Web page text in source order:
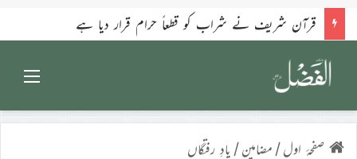
قرآن شریف نے شراب کو قطعاً حرام قرار دیا ہے
صفحۂ اول/ مضامین/ یادِ رفتگاں